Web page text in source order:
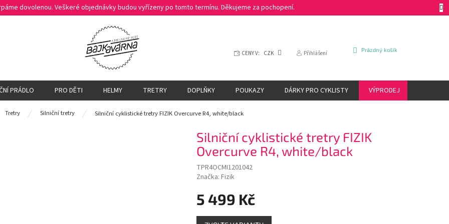
dovolenou. Veškeré objednávky budou vyřízeny po tomto termínu. Děkujeme za pochopení.
CENY V: CZK Přihlášení
NÁKUPNÍ
Prázdný košík
PRÁDLO PRO DĚTI HELMY TRETRY DOPLŇKY POUKAZY DÁRKY PRO CYKLISTY VÝPRODEJ
Tretry Silniční tretry Silniční cyklistické tretry FIZIK Overcurve R4, white/black
Silniční cyklistické tretry FIZIK
Overcurve R4, white/black
TPR4OCMI1201042
Značka: Fizik
5 499 Kč
Měrná